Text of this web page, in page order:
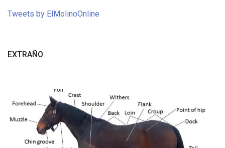
Tweets by ElMolinoOnline
EXTRAÑO